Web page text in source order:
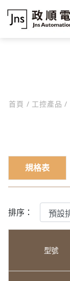
首頁 / 工控產品/
規格表
排序：